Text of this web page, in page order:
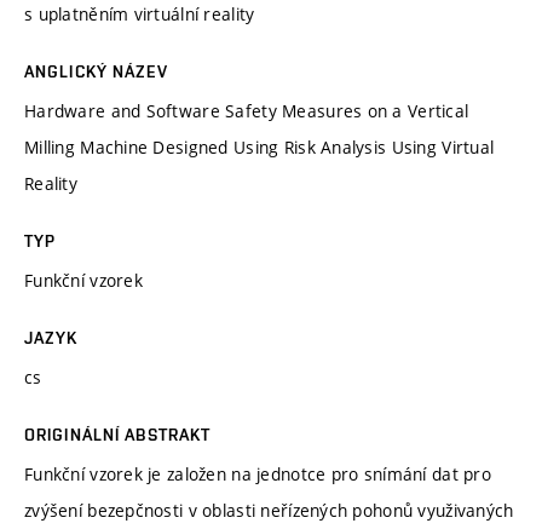
s uplatněním virtuální reality
ANGLICKÝ NÁZEV
Hardware and Software Safety Measures on a Vertical
Milling Machine Designed Using Risk Analysis Using Virtual
Reality
TYP
Funkční vzorek
JAZYK
cs
ORIGINÁLNÍ ABSTRAKT
Funkční vzorek je založen na jednotce pro snímání dat pro
zvýšení bezepčnosti v oblasti neřízených pohonů využivaných